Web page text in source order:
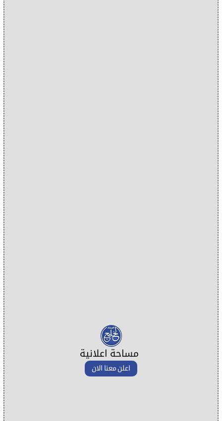
مساحة اعلانية
اعلن معنا الان